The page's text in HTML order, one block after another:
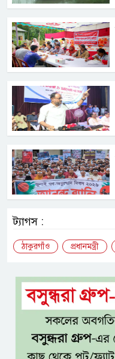
ট্যাগস :
ঠাকুরগাঁও প্রধানমন্ত্রী